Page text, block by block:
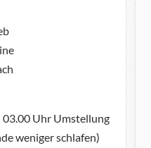
03.00 Uhr Umstellung
weniger schlafen)